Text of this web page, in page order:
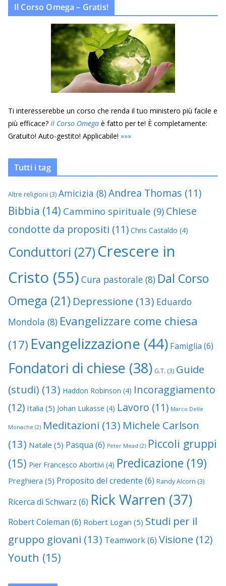
Il Corso Omega – Gratis!
Ti interesserebbe un corso che renda il tuo ministero più facile e
più efficace? Il Corso Omega è fatto per te! È completamente:
Gratuito! Auto-gestito! Applicabile! »»»
Tutti i tag
Altre religioni (3) Amicizia (8)Andrea Thomas (11)
Bibbia (14) Cammino spirituale (9) Chiese
condotte da propositi (11) Chris Castaldo (4)
Conduttori (27) Crescere in
Cristo (55) Cura pastorale (8) Dal Corso
Omega (21) Depressione (13) Eduardo
Mondola (8) Evangelizzare come chiesa
(17) Evangelizzazione (44) Famiglia (6)
Fondatori di chiese (38) G.T. (3) Guide
(studi) (13) Haddon Robinson (4) Incoraggiamento
(12) Italia (5) Johan Lukasse (4) Lavoro (11) Marco Delle
Monache (2) Meditazioni (13) Michele Carlson
(13) Natale (5) Pasqua (6) Peter Mead (2) Piccoli gruppi
(15) Pier Francesco Abortivi (4) Predicazione (19)
Preghiera (5) Proposito del credente (6) Randy Alcorn (3)
Ricerca di Schwarz (6) Rick Warren (37)
Robert Coleman (6) Robert Logan (5) Studi per il
gruppo giovani (13) Teamwork(6) Visione (12)
Youth (15)